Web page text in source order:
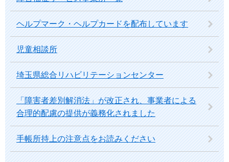
ヘルプマーク・ヘルプカードを配布しています
児童相談所
埼玉県総合リハビリテーションセンター
「障害者差別解消法」が改正され、事業者による
合理的配慮の提供が義務化されました
手帳所持上の注意点をお読みください